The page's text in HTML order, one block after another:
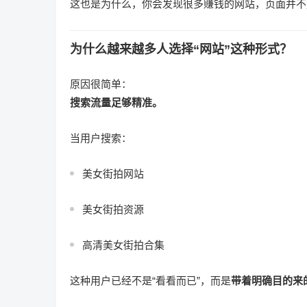
这也是为什么，你会发现很多赚钱的网站，页面并
为什么越来越多人选择“网站”这种形式？
原因很简单：
搜索流量足够精准。
当用户搜索：
美女街拍网站
美女街拍资源
高清美女街拍合集
这种用户已经不是“看看而已”，而是带着明确目的来